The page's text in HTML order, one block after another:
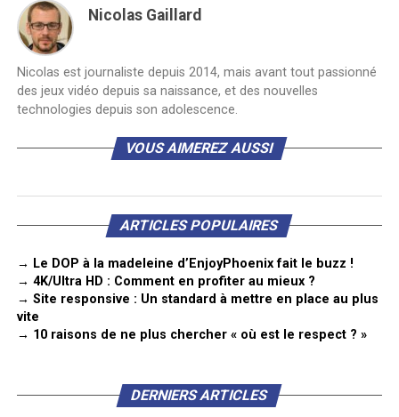
Nicolas Gaillard
Nicolas est journaliste depuis 2014, mais avant tout passionné
des jeux vidéo depuis sa naissance, et des nouvelles
technologies depuis son adolescence.
VOUS AIMEREZ AUSSI
ARTICLES POPULAIRES
→ Le DOP à la madeleine d’EnjoyPhoenix fait le buzz !
→ 4K/Ultra HD : Comment en profiter au mieux ?
→ Site responsive : Un standard à mettre en place au plus
vite
→ 10 raisons de ne plus chercher « où est le respect ? »
DERNIERS ARTICLES